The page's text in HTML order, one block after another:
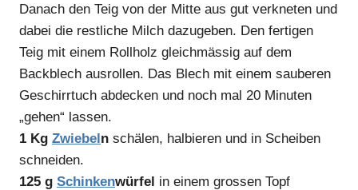
Danach den Teig von der Mitte aus gut verkneten und
dabei die restliche Milch dazugeben. Den fertigen
Teig mit einem Rollholz gleichmässig auf dem
Backblech ausrollen. Das Blech mit einem sauberen
Geschirrtuch abdecken und noch mal 20 Minuten
„gehen“ lassen.
1 Kg Zwiebeln schälen, halbieren und in Scheiben
schneiden.
125 g Schinkenwürfel in einem grossen Topf